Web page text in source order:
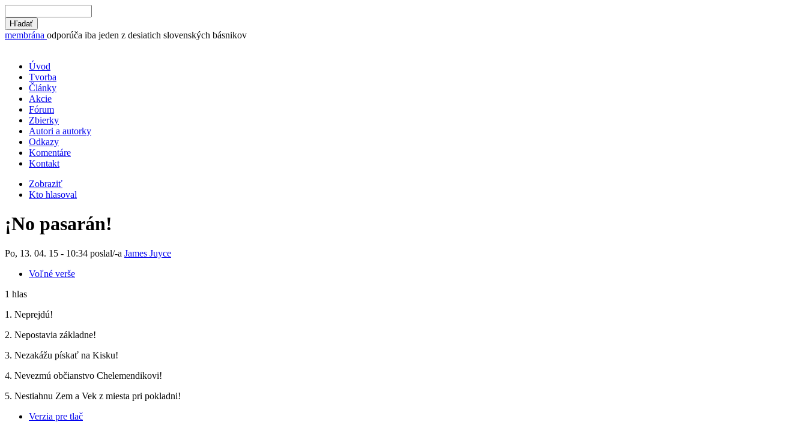
membrána odporúča iba jeden z desiatich slovenských básnikov
Úvod
Tvorba
Články
Akcie
Fórum
Zbierky
Autori a autorky
Odkazy
Komentáre
Kontakt
Zobraziť
Kto hlasoval
¡No pasarán!
Po, 13. 04. 15 - 10:34 poslal/-a James Juyce
Voľné verše
1 hlas
1. Neprejdú!
2. Nepostavia základne!
3. Nezakážu pískať na Kisku!
4. Nevezmú občianstvo Chelemendikovi!
5. Nestiahnu Zem a Vek z miesta pri pokladni!
Verzia pre tlač